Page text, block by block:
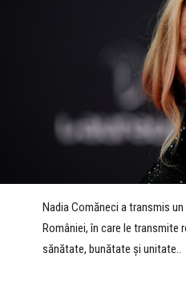
Nadia Comăneci a transmis
României, în care le transmite
sănătate, bunătate şi unitate..